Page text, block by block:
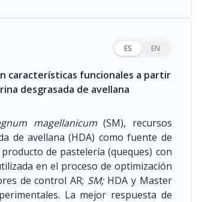
ES EN
características funcionales a partir
desgrasada de avellana
magellanicum(SM), recursos
de avellana (HDA) como fuente de
de pastelería (queques) con
en el proceso de optimización
de control AR; SM;HDA y Master
La mejor respuesta de